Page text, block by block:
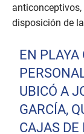
disposición de
EN PLAYA
UBICÓ A
GARCÍA,
CAJAS DE